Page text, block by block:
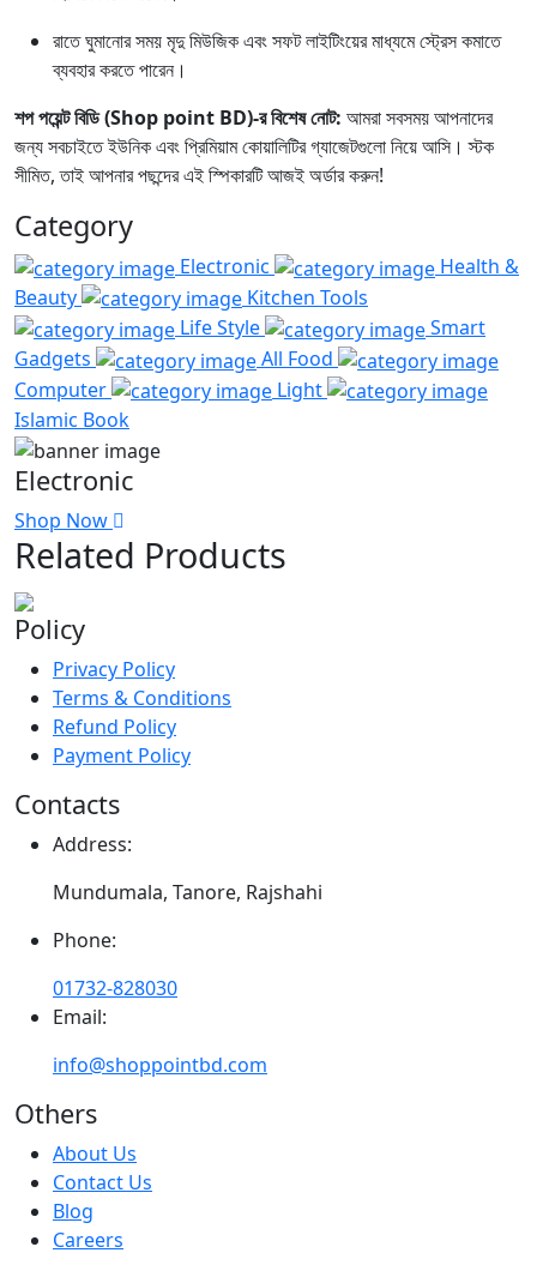
রাতে ঘুমানোর সময় মৃদু মিউজিক এবং সফট লাইটিংয়ের মাধ্যমে স্ট্রেস কমাতে
ব্যবহার করতে পারেন।
শপ পয়েন্ট বিডি (Shop point BD)-র বিশেষ নোট: আমরা সবসময় আপনাদের
জন্য সবচাইতে ইউনিক এবং প্রিমিয়াম কোয়ালিটির গ্যাজেটগুলো নিয়ে আসি। স্টক
সীমিত, তাই আপনার পছন্দের এই স্পিকারটি আজই অর্ডার করুন!
Category
Electronic
Health &
Beauty
Kitchen Tools
Life Style
Smart
Gadgets
All Food
Computer
Light
Islamic Book
Electronic
Shop Now
Related Products
Policy
Privacy Policy
Terms & Conditions
Refund Policy
Payment Policy
Contacts
Address:
Mundumala, Tanore, Rajshahi
Phone:
01732-828030
Email:
info@shoppointbd.com
Others
About Us
Contact Us
Blog
Careers